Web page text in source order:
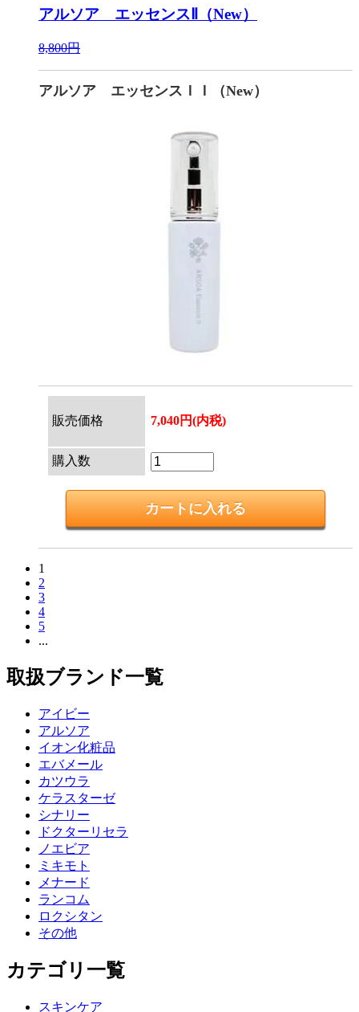
アルソア エッセンスⅡ（New）
8,800円
アルソア エッセンスＩＩ（New）
販売価格 7,040円(内税)
購入数
1
2
3
4
5
...
取扱ブランド一覧
アイビー
アルソア
イオン化粧品
エバメール
カツウラ
ケラスターゼ
シナリー
ドクターリセラ
ノエビア
ミキモト
メナード
ランコム
ロクシタン
その他
カテゴリ一覧
スキンケア